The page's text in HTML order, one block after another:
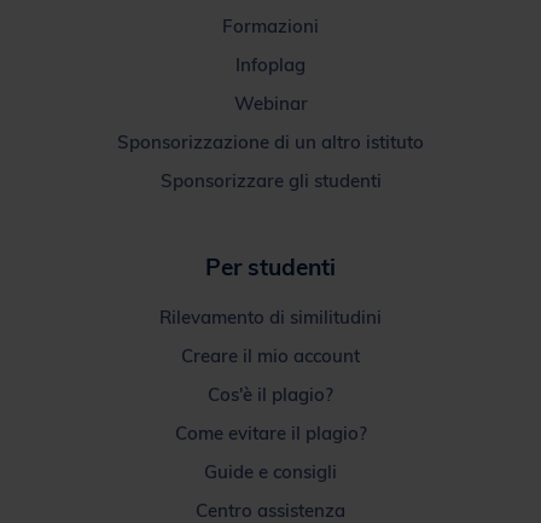
Formazioni
Infoplag
Webinar
Sponsorizzazione di un altro istituto
Sponsorizzare gli studenti
Per studenti
Rilevamento di similitudini
Creare il mio account
Cos'è il plagio?
Come evitare il plagio?
Guide e consigli
Centro assistenza